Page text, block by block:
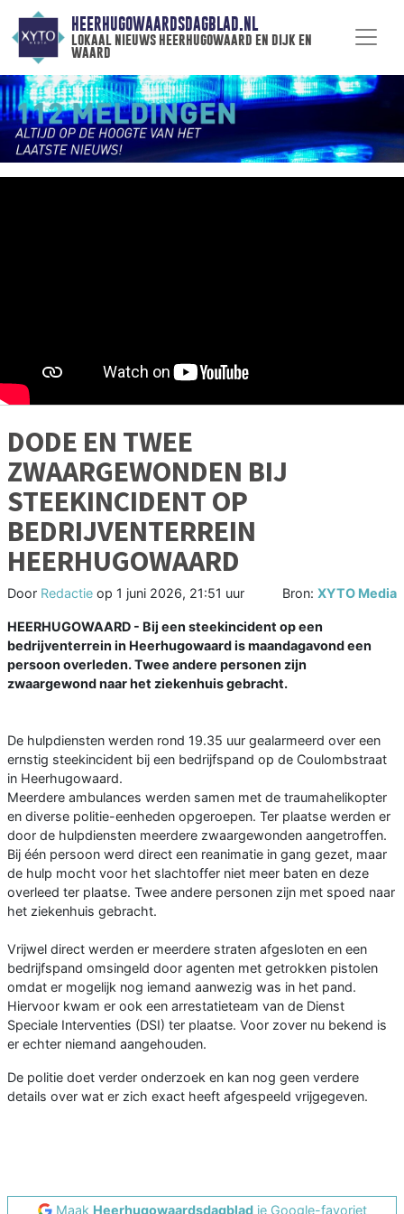
HEERHUGOWAARDSDAGBLAD.NL
lokaal nieuws heerhugowaard en dijk en
waard
DODE EN TWEE
ZWAARGEWONDEN BIJ
STEEKINCIDENT OP
BEDRIJVENTERREIN
HEERHUGOWAARD
Door Redactie op 1 juni 2026, 21:51 uur Bron: XYTO Media
HEERHUGOWAARD - Bij een steekincident op een
bedrijventerrein in Heerhugowaard is maandagavond een
persoon overleden. Twee andere personen zijn
zwaargewond naar het ziekenhuis gebracht.
De hulpdiensten werden rond 19.35 uur gealarmeerd over een
ernstig steekincident bij een bedrijfspand op de Coulombstraat
in Heerhugowaard.
Meerdere ambulances werden samen met de traumahelikopter
en diverse politie-eenheden opgeroepen. Ter plaatse werden er
door de hulpdiensten meerdere zwaargewonden aangetroffen.
Bij één persoon werd direct een reanimatie in gang gezet, maar
de hulp mocht voor het slachtoffer niet meer baten en deze
overleed ter plaatse. Twee andere personen zijn met spoed naar
het ziekenhuis gebracht.
Vrijwel direct werden er meerdere straten afgesloten en een
bedrijfspand omsingeld door agenten met getrokken pistolen
omdat er mogelijk nog iemand aanwezig was in het pand.
Hiervoor kwam er ook een arrestatieteam van de Dienst
Speciale Interventies (DSI) ter plaatse. Voor zover nu bekend is
er echter niemand aangehouden.
De politie doet verder onderzoek en kan nog geen verdere
details over wat er zich exact heeft afgespeeld vrijgegeven.
Maak Heerhugowaardsdagbladje Google-favoriet